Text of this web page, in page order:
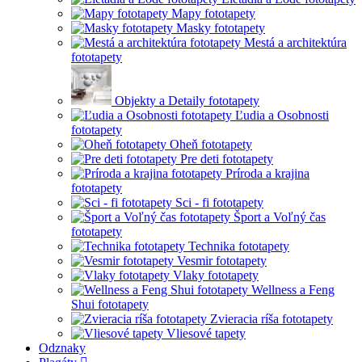
Mapy fototapety
Masky fototapety
Mestá a architektúra
fototapety
Objekty a Detaily fototapety
Ľudia a Osobnosti
fototapety
Oheň fototapety
Pre deti fototapety
Príroda a krajina
fototapety
Sci - fi fototapety
Šport a Voľný čas
fototapety
Technika fototapety
Vesmir fototapety
Vlaky fototapety
Wellness a Feng
Shui fototapety
Zvieracia ríša fototapety
Vliesové tapety
Odznaky